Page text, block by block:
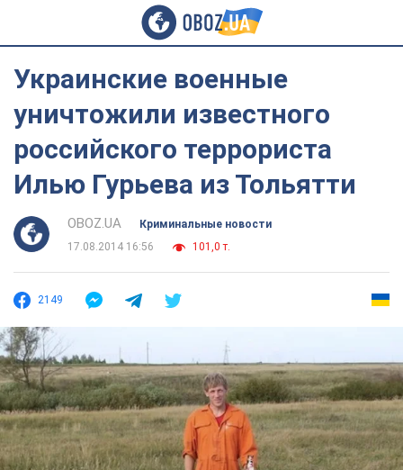
Украинские военные
уничтожили известного
российского террориста
Илью Гурьева из Тольятти
OBOZ.UA
Криминальные новости
17.08.2014 16:56
101,0 т.
2149